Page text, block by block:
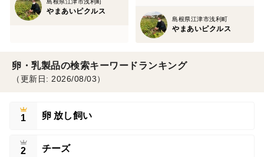
島根県江津市浅利町
やまあいピクルス
島根県江津市浅利町
やまあいピクルス
卵・乳製品の検索キーワードランキング
（更新日: 2026/08/03）
1 卵 放し飼い
2 チーズ